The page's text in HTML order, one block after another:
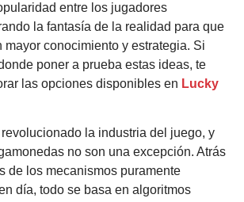
entre los jugadores
la fantasía de la realidad para que
mayor conocimiento y estrategia. Si
poner a prueba estas ideas, te
las opciones disponibles en Lucky
la industria del juego, y
no son una excepción. Atrás
de los mecanismos puramente
día, todo se basa en algoritmos